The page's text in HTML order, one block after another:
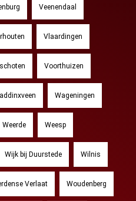
Veenendaal
Vlaardingen
Voorthuizen
Wageningen
Weerde Weesp
Wijk bij Duurstede Wilnis
Verlaat Woudenberg